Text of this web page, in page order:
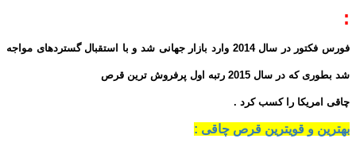
:
فورس فکتور در سال 2014 وارد بازار جهانی شد و با استقبال گستردهای مواجه
شد بطوری که در سال 2015 رتبه اول پرفروش ترین قرص
چاقی امریکا را کسب کرد .
بهترین و قویترین قرص چاقی :